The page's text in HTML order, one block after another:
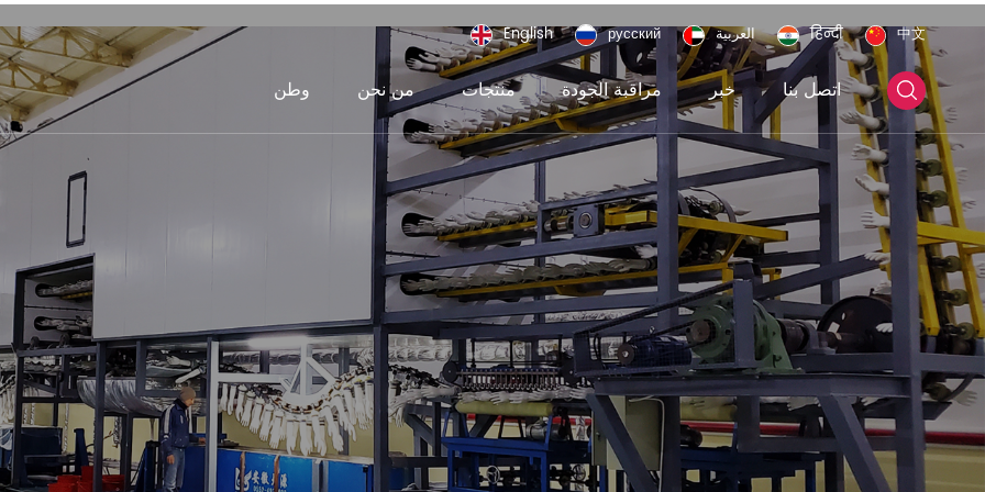
English русский العربية हिन्दी 中文
وطن من نحن منتجات مراقبة الجودة خبر اتصل بنا